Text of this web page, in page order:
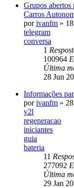
Grupos abertos
Carros
porivanfm »
telegram
conversa
1
100964
Última
28 Jun
Informações
porivanfm »
v2l
regeneracao
iniciantes
guia
bateria
11
277092
Última
29 Jan